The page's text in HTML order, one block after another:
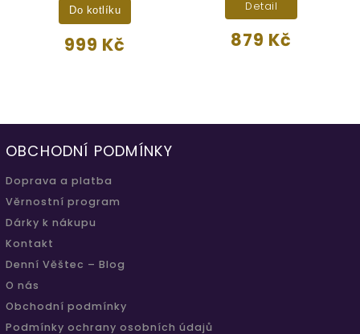
999 Kč
Do kotlíku
879 Kč
Detail
OBCHODNÍ PODMÍNKY
Doprava a platba
Věrnostní program
Dárky k nákupu
Kontakt
Denní Věštec – Blog
O nás
Obchodní podmínky
Podmínky ochrany osobních údajů